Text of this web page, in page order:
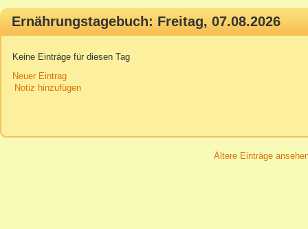
Ernährungstagebuch: Freitag, 07.08.2026
Keine Einträge für diesen Tag
Neuer Eintrag
Notiz hinzufügen
Ältere Einträge